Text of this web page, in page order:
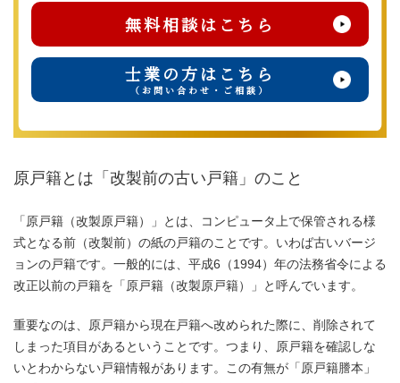
無料相談はこちら
士業の方はこちら
（お問い合わせ・ご相談）
原戸籍とは「改製前の古い戸籍」のこと
「原戸籍（改製原戸籍）」とは、コンピュータ上で保管される様
式となる前（改製前）の紙の戸籍のことです。いわば古いバージ
ョンの戸籍です。一般的には、平成6（1994）年の法務省令による
改正以前の戸籍を「原戸籍（改製原戸籍）」と呼んでいます。
重要なのは、原戸籍から現在戸籍へ改められた際に、削除されて
しまった項目があるということです。つまり、原戸籍を確認しな
いとわからない戸籍情報があります。この有無が「原戸籍謄本」